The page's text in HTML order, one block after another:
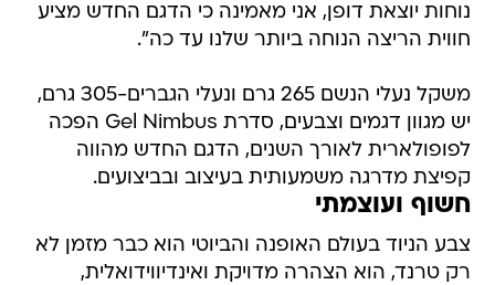
נוחות יוצאת דופן, אני מאמינה כי הדגם החדש מציע
חווית הריצה הנוחה ביותר שלנו עד כה".
משקל נעלי הנשם 265 גרם ונעלי הגברים-305 גרם,
יש מגוון דגמים וצבעים, סדרת Gel Nimbus הפכה
לפופולארית לאורך השנים, הדגם החדש מהווה
קפיצת מדרגה משמעותית בעיצוב ובביצועים.
חשוף ועוצמתי
צבע הניוד בעולם האופנה והביוטי הוא כבר מזמן לא
רק טרנד, הוא הצהרה מדויקת ואינדיווידואלית,